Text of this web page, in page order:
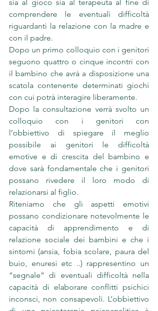
sia al gioco sia al terapeuta al fine di
comprendere le eventuali difficoltà
riguardanti la relazione con la madre e
con il padre.
Dopo un primo colloquio con i genitori
seguono quattro o cinque incontri con
il bambino che avrà a disposizione una
scatola contenente determinati giochi
con cui potrà interagire liberamente.
Dopo la consultazione verrà svolto un
colloquio con i genitori con
l’obbiettivo di spiegare il meglio
possibile ai genitori le difficoltà
emotive e di crescita del bambino e
dove sarà fondamentale che i genitori
possano rivedere il loro modo di
relazionarsi al figlio.
Riteniamo che gli aspetti emotivi
possano condizionare notevolmente le
capacità di apprendimento e di
relazione sociale dei bambini e che i
sintomi (ansia, fobia scolare, paura del
buio, enuresi etc ..) rappresentino un
“segnale” di eventuali difficoltà nella
capacità di elaborare conflitti psichici
inconsci, non consapevoli. L’obbiettivo